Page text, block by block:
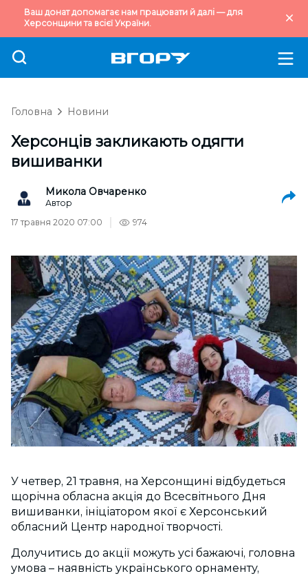
Ваш донат допомагає нам працювати й далі — для
Херсонщини та всієї України.
Головна Новини
Херсонців закликають одягти
вишиванки
Микола Овчаренко
Автор
17 травня 2020 07:00
974
У четвер, 21 травня, на Херсонщині відбудеться
щорічна обласна акція до Всесвітнього Дня
вишиванки, ініціатором якої є Херсонський
обласний Центр народної творчості.
Долучитись до акції можуть усі бажаючі, головна
умова – наявність українського орнаменту,